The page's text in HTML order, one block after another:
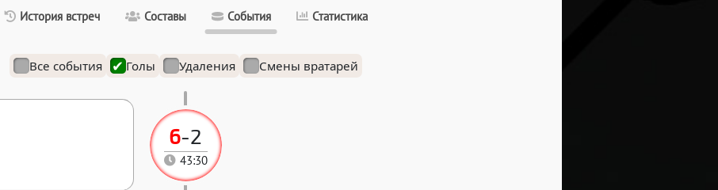
История встреч Составы События Статистика
Все события Голы Удаления Смены вратарей
6-2
43:30